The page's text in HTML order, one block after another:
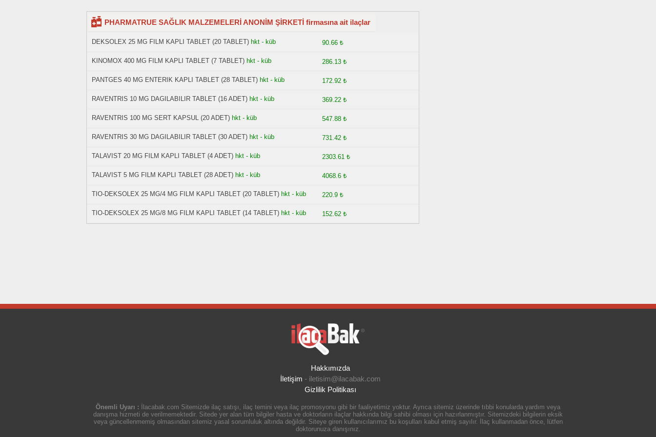
PHARMATRUE SAĞLIK MALZEMELERİ ANONİM ŞİRKETİ firmasına ait ilaçlar
DEKSOLEX 25 MG FILM KAPLI TABLET (20 TABLET) hkt - küb 90.66 ₺
KINOMOX 400 MG FILM KAPLI TABLET (7 TABLET) hkt - küb 286.13 ₺
PANTGES 40 MG ENTERIK KAPLI TABLET (28 TABLET) hkt - küb 172.92 ₺
RAVENTRIS 10 MG DAGILABILIR TABLET (16 ADET) hkt - küb 369.22 ₺
RAVENTRIS 100 MG SERT KAPSUL (20 ADET) hkt - küb 547.88 ₺
RAVENTRIS 30 MG DAGILABILIR TABLET (30 ADET) hkt - küb 731.42 ₺
TALAVIST 20 MG FILM KAPLI TABLET (4 ADET) hkt - küb 2303.61 ₺
TALAVIST 5 MG FILM KAPLI TABLET (28 ADET) hkt - küb 4068.6 ₺
TIO-DEKSOLEX 25 MG/4 MG FILM KAPLI TABLET (20 TABLET) hkt - küb 220.9 ₺
TIO-DEKSOLEX 25 MG/8 MG FILM KAPLI TABLET (14 TABLET) hkt - küb 152.62 ₺
Hakkımızda
İletişim - iletisim@ilacabak.com
Gizlilik Politikası
Önemli Uyarı : İlacabak.com Sitemizde ilaç satışı, ilaç temini veya ilaç promosyonu gibi bir faaliyetimiz yoktur. Ayrıca sitemiz üzerinde tıbbi konularda yardım veya
danışma hizmeti de verilmemektedir. Sitede yer alan tüm bilgiler hasta ve doktorların ilaçlar hakkında bilgi sahibi olması için hazırlanmıştır. Sitemizdeki bilgilerin eksik
veya güncellenmemiş olmasından sitemiz yasal sorumluluk altında değildir. Siteye giren kullanıcılarımız bu koşulları kabul etmiş sayılır. İlaç kullanmadan önce, lütfen
doktorunuza danışınız.